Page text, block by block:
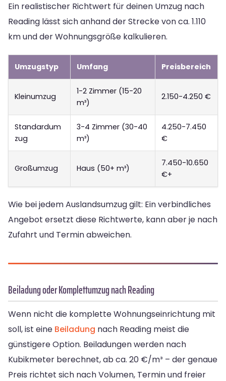
Ein realistischer Richtwert für deinen Umzug nach
Reading lässt sich anhand der Strecke von ca. 1.110
km und der Wohnungsgröße kalkulieren.
Umzugstyp Umfang Preisbereich
Kleinumzug
1-2 Zimmer (15-20
m³)
2.150-4.250 €
Standardum
zug
3-4 Zimmer (30-40
m³)
4.250-7.450
€
Großumzug Haus (50+ m³)
7.450-10.650
€+
Wie bei jedem Auslandsumzug gilt: Ein verbindliches
Angebot ersetzt diese Richtwerte, kann aber je nach
Zufahrt und Termin abweichen.
Beiladung oder Komplettumzug nach Reading
Wenn nicht die komplette Wohnungseinrichtung mit
soll, ist eine Beiladung nach Reading meist die
günstigere Option. Beiladungen werden nach
Kubikmeter berechnet, ab ca. 20 €/m³ – der genaue
Preis richtet sich nach Volumen, Termin und freier